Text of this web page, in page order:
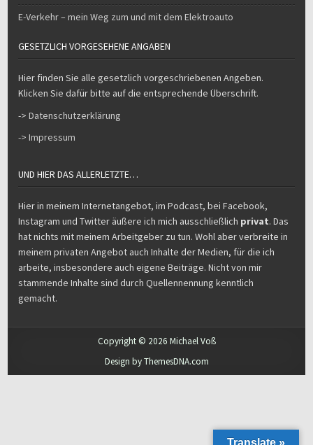
E-Verkehr – mein Weg zum und mit dem Elektroauto
GESETZLICH VORGESEHENE ANGABEN
Hier finden Sie alle gesetzlich vorgeschriebenen Angeben.
Klicken Sie dafür bitte auf die entsprechende Überschrift.
-> Datenschutzerklärung
-> Impressum
UND HIER DAS ALLERLETZTE…
Hier in meinem Internetangebot, im Podcast, bei Facebook,
Instagram und Twitter äußere ich mich ausschließlich privat. Das
hat nichts mit meinem Arbeitgeber zu tun. Wohl aber verbreite in
meinem privaten Angebot auch Inhalte der Medien, für die ich
arbeite, insbesondere auch eigene Beiträge. Nicht von mir
stammende Inhalte sind durch Quellennennung kenntlich
gemacht.
Copyright © 2026 Michael Voß
Design by ThemesDNA.com
Translate »